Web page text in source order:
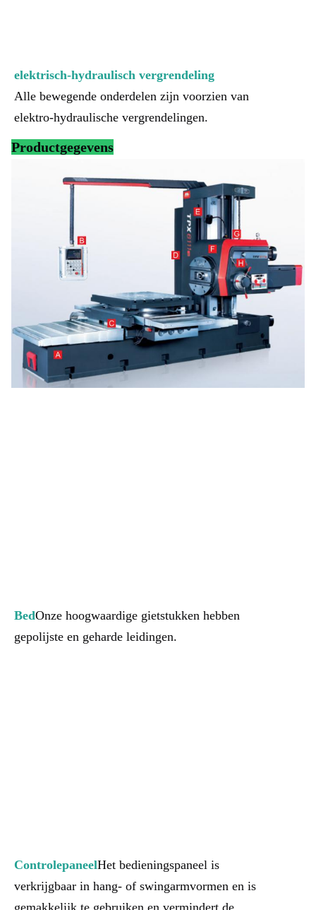
elektrisch-hydraulisch vergrendeling
Alle bewegende onderdelen zijn voorzien van
elektro-hydraulische vergrendelingen.
Productgegevens
BedOnze hoogwaardige gietstukken hebben
gepolijste en geharde leidingen.
ControlepaneelHet bedieningspaneel is
verkrijgbaar in hang- of swingarmvormen en is